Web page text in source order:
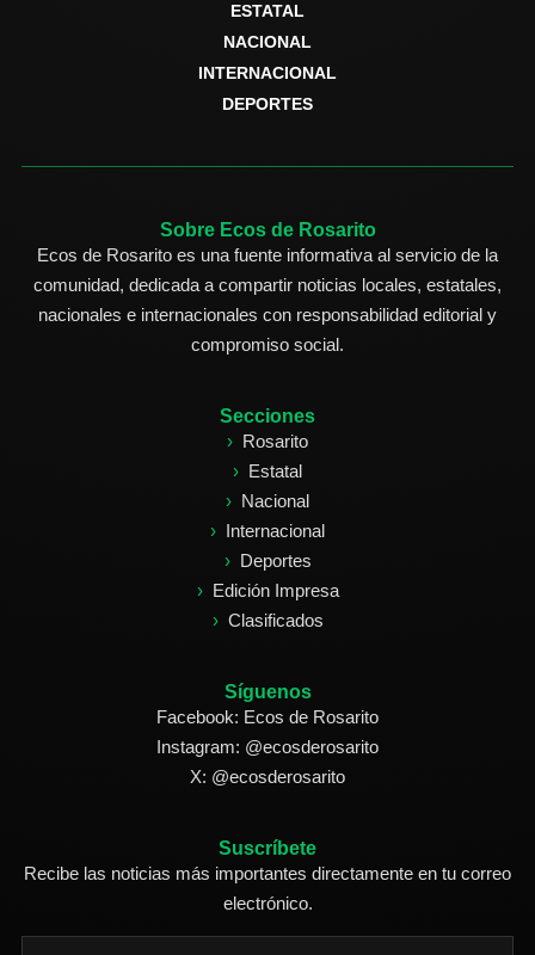
ESTATAL
NACIONAL
INTERNACIONAL
DEPORTES
Sobre Ecos de Rosarito
Ecos de Rosarito es una fuente informativa al servicio de la
comunidad, dedicada a compartir noticias locales, estatales,
nacionales e internacionales con responsabilidad editorial y
compromiso social.
Secciones
Rosarito
Estatal
Nacional
Internacional
Deportes
Edición Impresa
Clasificados
Síguenos
Facebook: Ecos de Rosarito
Instagram: @ecosderosarito
X: @ecosderosarito
Suscríbete
Recibe las noticias más importantes directamente en tu correo
electrónico.